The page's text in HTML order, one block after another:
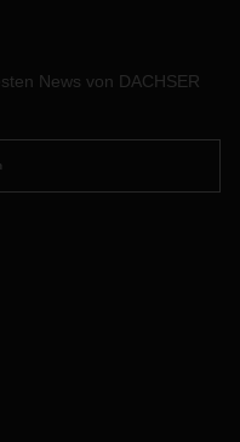
News von DACHSER